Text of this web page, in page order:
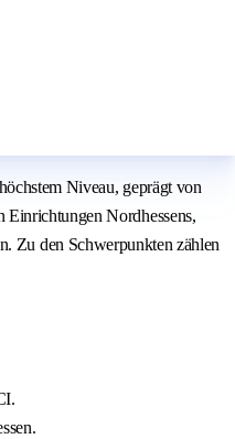
Niveau, geprägt von
Nordhessens,
Zu den Schwerpunkten zählen